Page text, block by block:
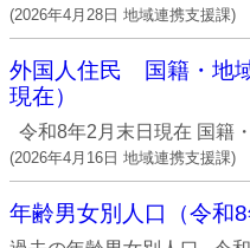
(2026年4月28日 地域連携支援課)
外国人住民 国籍・地
現在）
令和8年2月末日現在 国籍
(2026年4月16日 地域連携支援課)
年齢男女別人口（令和8